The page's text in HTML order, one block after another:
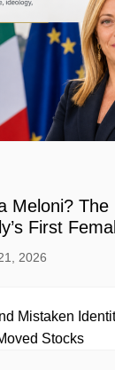
Meloni? The
First
2026